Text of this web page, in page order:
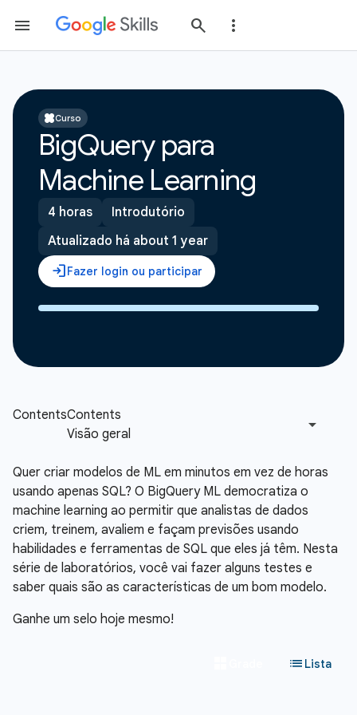
Curso
BigQuery para
Machine Learning
4 horas
Introdutório
Atualizado há about 1 year
Quer criar modelos de ML em minutos em vez de horas
usando apenas SQL? O BigQuery ML democratiza o
machine learning ao permitir que analistas de dados
criem, treinem, avaliem e façam previsões usando
habilidades e ferramentas de SQL que eles já têm. Nesta
série de laboratórios, você vai fazer alguns testes e
saber quais são as características de um bom modelo.
Ganhe um selo hoje mesmo!